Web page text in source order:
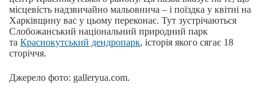
місцевість надзвичайно мальовнича – і поїздка у квітні на
Харківщину вас у цьому переконає. Тут зустрічаються
Слобожанський національний природний парк
та Краснокутський дендропарк, історія якого сягає 18
сторіччя.
Джерело фото: galleryua.com.